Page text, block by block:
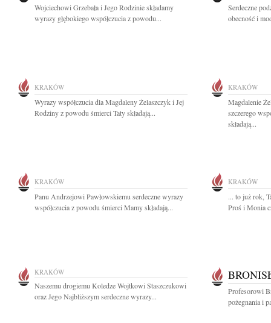
Wojciechowi Grzebała i Jego Rodzinie składamy
wyrazy głębokiego współczucia z powodu...
Serdeczne
obecność i
KRAKÓW
Wyrazy współczucia dla Magdaleny Żelaszczyk i Jej
Rodziny z powodu śmierci Taty składają...
KRAKÓW
Magdalenie
szczerego
składają...
KRAKÓW
Panu Andrzejowi Pawłowskiemu serdeczne wyrazy
współczucia z powodu śmierci Mamy składają...
KRAKÓW
... to już rok,
Proś i Monia
KRAKÓW
Naszemu drogiemu Koledze Wojtkowi Staszczukowi
oraz Jego Najbliższym serdeczne wyrazy...
Profesorowi
pożegnania i